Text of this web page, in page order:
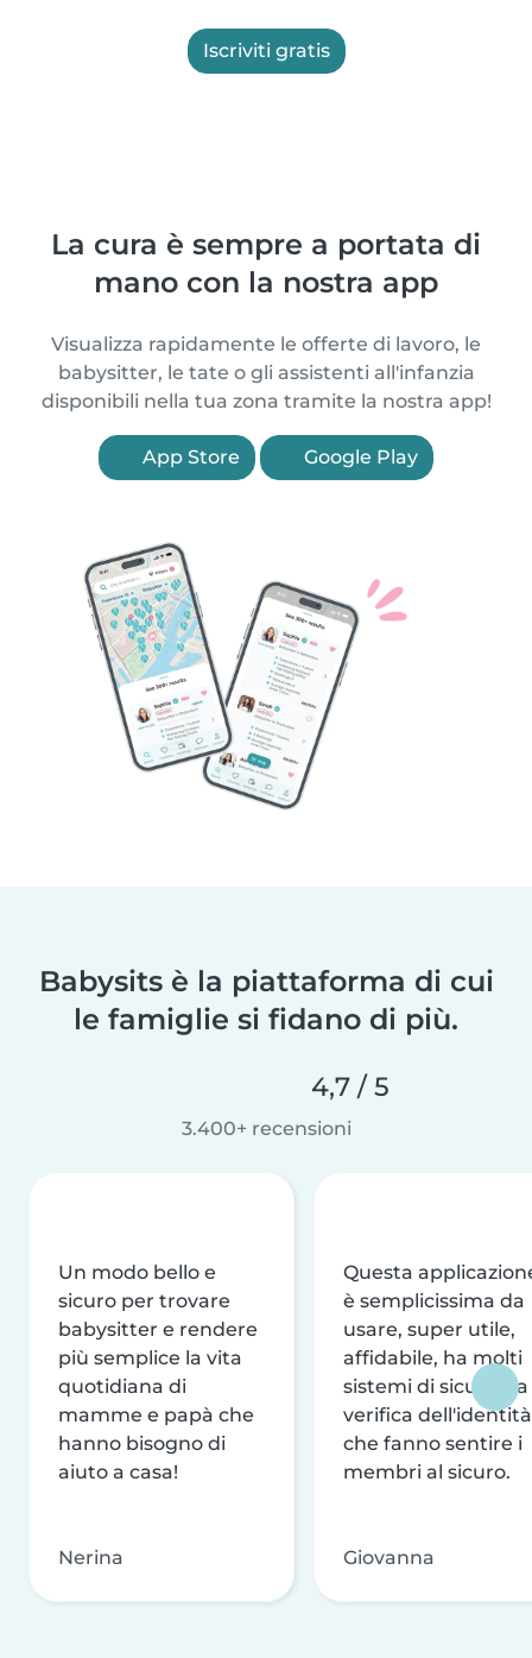
Iscriviti gratis
La cura è sempre a portata di
mano con la nostra app
Visualizza rapidamente le offerte di lavoro, le
babysitter, le tate o gli assistenti all'infanzia
disponibili nella tua zona tramite la nostra app!
App Store Google Play
Babysits è la piattaforma di cui
le famiglie si fidano di più.
4,7 / 5
3.400+ recensioni
Un modo bello e
sicuro per trovare
babysitter e rendere
più semplice la vita
quotidiana di
mamme e papà che
hanno bisogno di
aiuto a casa!
Nerina
Questa
è semplicissima da
usare, super utile,
affidabile, ha molti
sistemi di sicurezza
verifica dell'identità
che fanno sentire i
membri al sicuro.
Giovanna